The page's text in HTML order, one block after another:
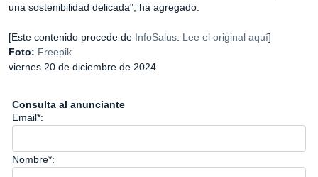
una sostenibilidad delicada", ha agregado.
[Este contenido procede de InfoSalus. Lee el original aquí]
Foto: Freepik
viernes 20 de diciembre de 2024
Consulta al anunciante
Email*:
Nombre*: